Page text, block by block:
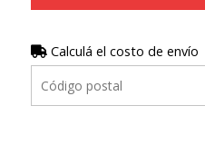
Calculá el costo de envío